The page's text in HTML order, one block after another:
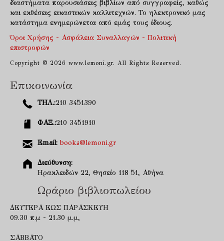
διαστήματα παρουσιάσεις βιβλίων από συγγραφείς, καθώς
και εκθέσεις εικαστικών καλλιτεχνών. Το ηλεκτρονικό μας
κατάστημα ενημερώνεται από εμάς τους ίδιους.
Όροι Χρήσης - Ασφάλεια Συναλλαγών - Πολιτική
επιστροφών
Copyright © 2026 www.lemoni.gr. All Rights Reserved.
Επικοινωνία
ΤΗΛ.:210 3451390
ΦΑΞ.:210 3451910
Email: books@lemoni.gr
Διεύθυνση:
Ηρακλειδών 22, Θησείο 118 51, Αθήνα
Ωράριο βιβλιοπωλείου
ΔΕΥΤΕΡΑ ΕΩΣ ΠΑΡΑΣΚΕΥΗ
09.30 π.μ - 21.30 μ.μ,
ΣΑΒΒΑΤΟ